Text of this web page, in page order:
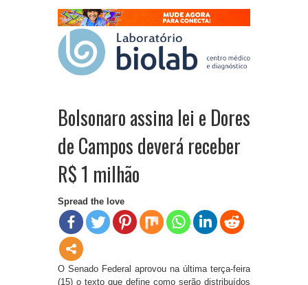
Bolsonaro assina lei e Dores
de Campos deverá receber
R$ 1 milhão
Spread the love
O Senado Federal aprovou na última terça-feira
(15) o texto que define como serão distribuídos